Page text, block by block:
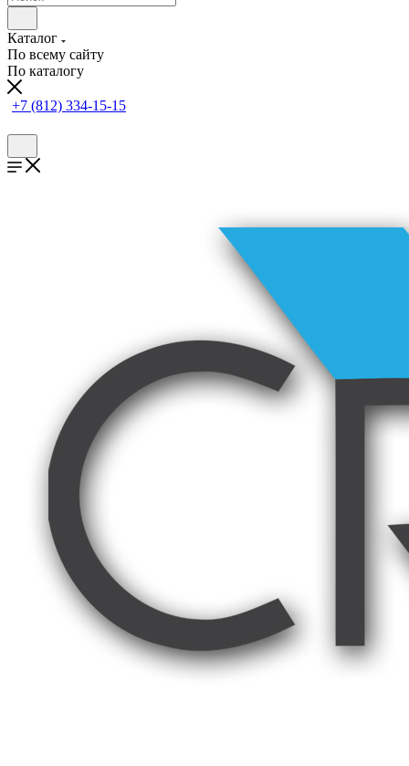
Каталог
По всему сайту
По каталогу
+7 (812) 334-15-15